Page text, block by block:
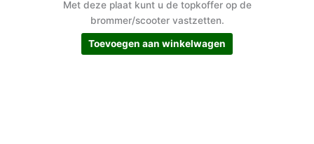
Met deze plaat kunt u de topkoffer op de
brommer/scooter vastzetten.
Toevoegen aan winkelwagen